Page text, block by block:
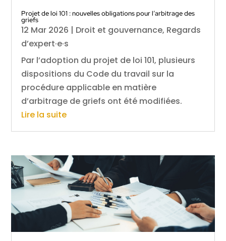
Projet de loi 101 : nouvelles obligations pour l’arbitrage des
griefs
12 Mar 2026 | Droit et gouvernance, Regards
d’expert·e·s
Par l’adoption du projet de loi 101, plusieurs
dispositions du Code du travail sur la
procédure applicable en matière
d’arbitrage de griefs ont été modifiées.
Lire la suite